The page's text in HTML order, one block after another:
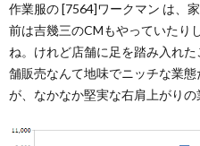
作業服の [7564]ワークマン は、
前は吉幾三のCMもやっていたり
ね。けれど店舗に足を踏み入れ
舗販売なんて地味でニッチな業
が、なかなか堅実な右肩上がりの